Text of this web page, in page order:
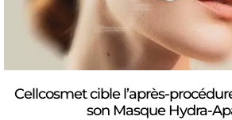
Cellcosmet cible l’après-
son Masque Hydra-